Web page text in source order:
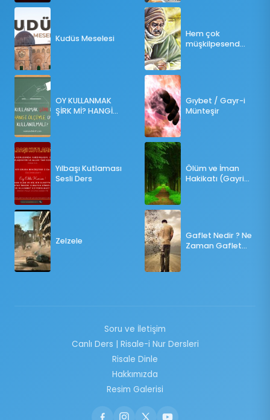
Kudüs Meselesi
OY KULLANMAK
ŞİRK Mİ? HANGİ
Yılbaşı Kutlaması
Sesli Ders
Zelzele
Hem çok
müşkilpesend
Gıybet / Gayr-i
Münteşir
Ölüm ve İman
Hakikatı (Gayri
Gaflet Nedir ? Ne
Zaman Gaflet
Soru ve İletişim
Canlı Ders | Risale-i Nur Dersleri
Risale Dinle
Hakkımızda
Resim Galerisi